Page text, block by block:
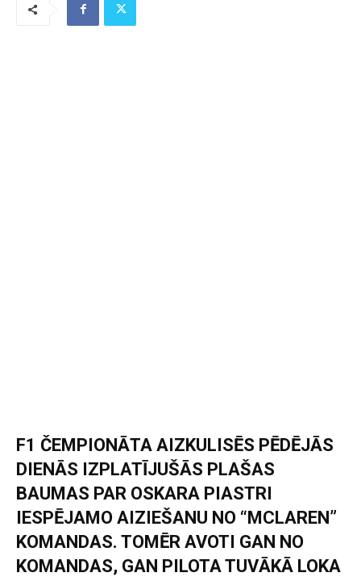
F1 ČEMPIONĀTA AIZKULISĒS PĒDĒJĀS
DIENĀS IZPLATĪJUŠĀS PLAŠAS
BAUMAS PAR OSKARA PIASTRI
IESPĒJAMO AIZIEŠANU NO “MCLAREN”
KOMANDAS. TOMĒR AVOTI GAN NO
KOMANDAS, GAN PILOTA TUVĀKĀ LOKA